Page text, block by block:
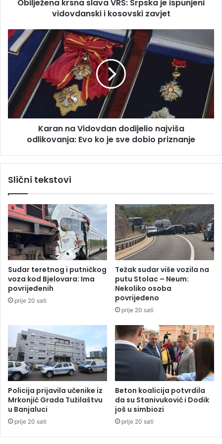
s
n
a
v
a
V
S
p
a
j
e
i
p
u
n
j
e
i
i
d
o
v
d
a
n
s
i
Obilježena krsna slava VRS: Srpska je ispunjeni
vidovdanski i kosovski zavjet
K
a
r
a
V
i
n
d
i
j
e
o
n
a
j
i
a
o
d
l
i
k
o
v
Karan na Vidovdan dodijelio najviša
odlikovanja: Evo ko je sve dobio priznanje
Slični tekstovi
Sudar teretnog i putničkog
voza kod Bjelovara: Ima
povrijeđenih
prije 20 sati
Težak sudar više vozila na
putu Stolac – Neum:
Nekoliko osoba
povrijeđeno
prije 20 sati
Policija prijavila učenike iz
Mrkonjić Grada Tužilaštvu
u Banjaluci
prije 20 sati
Beton koalicija potvrdila
da su Stanivuković i Dodik
još u simbiozi
prije 20 sati